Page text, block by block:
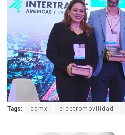
Tags: cdmx electromovilidad